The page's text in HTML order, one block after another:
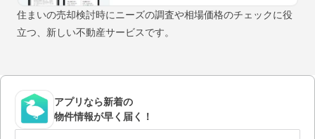
住まいの売却検討時にニーズの調査や相場価格のチェックに役
立つ、新しい不動産サービスです。
アプリなら新着の
物件情報が早く届く！